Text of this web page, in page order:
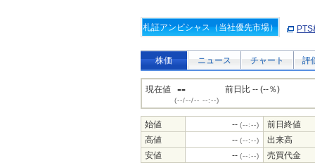
札証アンビシャス（当社優先市場）
株価 ニュース チャート 評
現在値 --
(--/--/-- --:--)
前日比 -- (--％)
始値 -- (--:--)
前日終値
高値
-- (--:--)
出来高
安値
-- (--:--) 売買代金